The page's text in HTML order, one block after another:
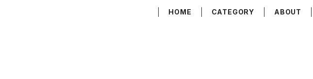
HOME CATEGORY ABOUT